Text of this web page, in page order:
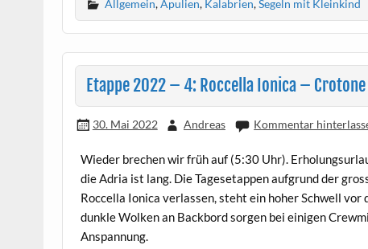
Allgemein,Apulien, Kalabrien,Segeln mit Kleinkind
Etappe 2022 – 4: Roccella Ionica –
30. Mai 2022 Andreas Kommentar
Wieder brechen wir früh auf (5:30 Uhr).
die Adria ist lang. Die Tagesetappen aufgrund der
Roccella Ionica verlassen, steht ein hoher Schwell
dunkle Wolken an Backbord sorgen bei einigen
Anspannung.